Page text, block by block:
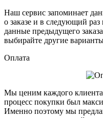
Наш сервис запоминает
о заказе и в следующий
данные предыдущего
выбирайте другие
Оплата
Мы ценим каждого
процесс покупки был
Именно поэтому мы